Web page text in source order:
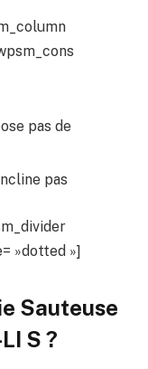
pas de
pas
»dotted »]
Sauteuse
S ?